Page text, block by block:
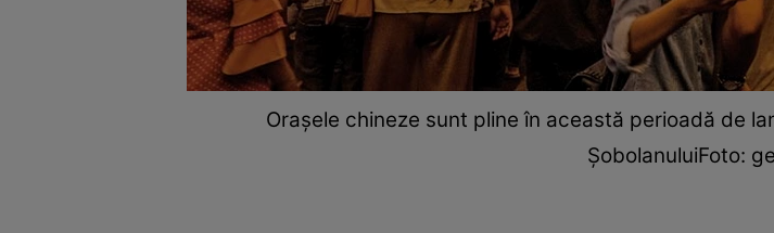
Orașele chineze sunt pline în această perioadă de
ȘobolanuluiFoto: